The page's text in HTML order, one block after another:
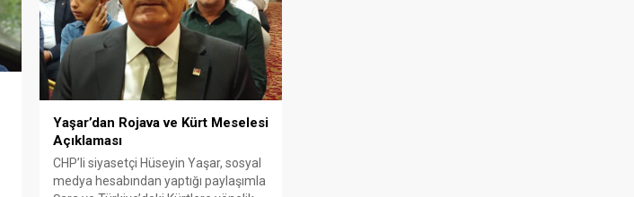
Yaşar’dan Rojava ve Kürt Meselesi
Açıklaması
CHP’li siyasetçi Hüseyin Yaşar, sosyal
medya hesabından yaptığı paylaşımla